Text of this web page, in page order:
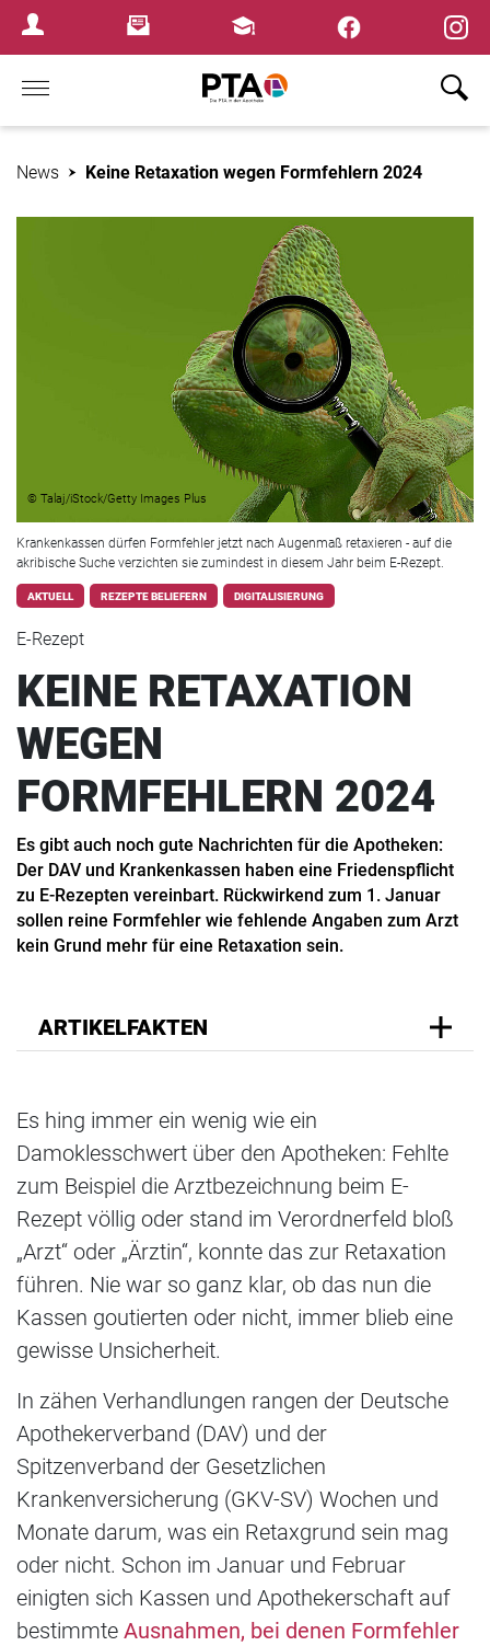
Login MenuNewsletterFortbildungen
Home
News Keine Retaxation wegen Formfehlern 2024
© Talaj/iStock/Getty Images Plus
Krankenkassen dürfen Formfehler jetzt nach Augenmaß retaxieren - auf die
akribische Suche verzichten sie zumindest in diesem Jahr beim E-Rezept.
AKTUELL REZEPTE BELIEFERN DIGITALISIERUNG
E-Rezept
KEINE RETAXATION
WEGEN
FORMFEHLERN 2024
Es gibt auch noch gute Nachrichten für die Apotheken:
Der DAV und Krankenkassen haben eine Friedenspflicht
zu E-Rezepten vereinbart. Rückwirkend zum 1. Januar
sollen reine Formfehler wie fehlende Angaben zum Arzt
kein Grund mehr für eine Retaxation sein.
ARTIKELFAKTEN
Es hing immer ein wenig wie ein
Damoklesschwert über den Apotheken: Fehlte
zum Beispiel die Arztbezeichnung beim E-
Rezept völlig oder stand im Verordnerfeld bloß
„Arzt“ oder „Ärztin“, konnte das zur Retaxation
führen. Nie war so ganz klar, ob das nun die
Kassen goutierten oder nicht, immer blieb eine
gewisse Unsicherheit.
In zähen Verhandlungen rangen der Deutsche
Apothekerverband (DAV) und der
Spitzenverband der Gesetzlichen
Krankenversicherung (GKV-SV) Wochen und
Monate darum, was ein Retaxgrund sein mag
oder nicht. Schon im Januar und Februar
einigten sich Kassen und Apothekerschaft auf
bestimmte Ausnahmen, bei denen Formfehler
×